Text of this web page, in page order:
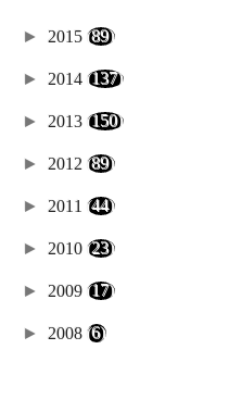
► 2015 (89)
► 2014 (137)
► 2013 (150)
► 2012 (89)
► 2011 (44)
► 2010 (23)
► 2009 (17)
► 2008 (6)